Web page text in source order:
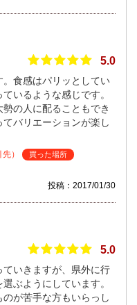
5.0
食感はパリッとしてい
いるような感じです。
の人に配ることもでき
バリエーションが楽し
） 買った場所
投稿：2017/01/30
5.0
いきますが、県外に行
ぶようにしています。
が苦手な方もいらっし